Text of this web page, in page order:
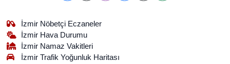
İzmir Nöbetçi Eczaneler
İzmir Hava Durumu
İzmir Namaz Vakitleri
İzmir Trafik Yoğunluk Haritası